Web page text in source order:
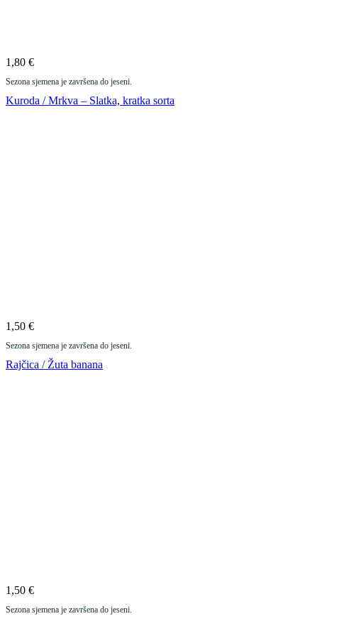
1,80 €
Sezona sjemena je završena do jeseni.
Kuroda / Mrkva – Slatka, kratka sorta
1,50 €
Sezona sjemena je završena do jeseni.
Rajčica / Žuta banana
1,50 €
Sezona sjemena je završena do jeseni.